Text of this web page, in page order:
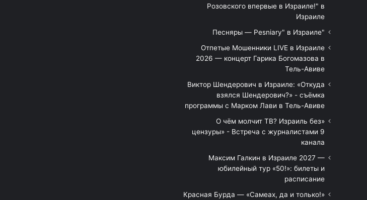
Розовского впервые в Израиле!" в
Израиле
"Песняры — Pesniary" в Израиле
Отпетые Мошенники LIVE в Израиле
2026 — концерт Гарика Богомазова в
Тель-Авиве
Виктор Шендерович в Израиле: «Откуда
взялся Шендерович?» - съёмка
программы с Марком Лави в Тель-Авиве
«О чём молчит ТВ? Израиль без
цензуры» - Встреча с журналистами 9
канала
Максим Галкин в Израиле 2027 —
юбилейный тур «50!»: билеты и
расписание
Красная Бурда — «Самеах, да и только!»